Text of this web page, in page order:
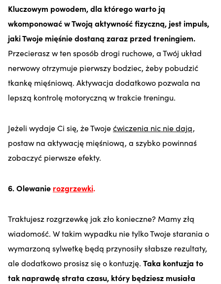
Kluczowym powodem, dla którego warto ją
wkomponować w Twoją aktywność fizyczną, jest impuls,
jaki Twoje mięśnie dostaną zaraz przed treningiem.
Przecierasz w ten sposób drogi ruchowe, a Twój układ
nerwowy otrzymuje pierwszy bodziec, żeby pobudzić
tkankę mięśniową. Aktywacja dodatkowo pozwala na
lepszą kontrolę motoryczną w trakcie treningu.
Jeżeli wydaje Ci się, że Twojećwiczenia nic nie dają,
postaw na aktywację mięśniową, a szybko powinnaś
zobaczyć pierwsze efekty.
6. Olewanie rozgrzewki.
Traktujesz rozgrzewkę jak zło konieczne? Mamy złą
wiadomość. W takim wypadku nie tylko Twoje starania o
wymarzoną sylwetkę będą przynosiły słabsze rezultaty,
ale dodatkowo prosisz się o kontuzję. Taka kontuzja to
tak naprawdę strata czasu, który będziesz musiała